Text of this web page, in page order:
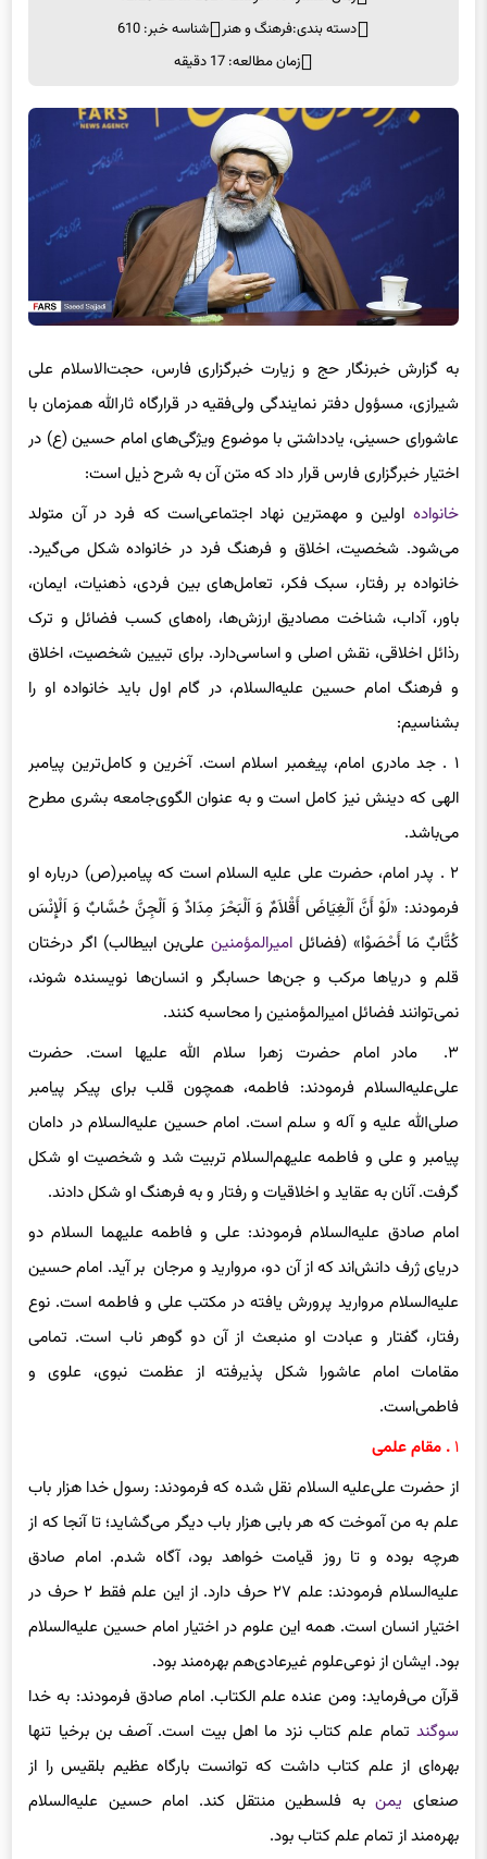
دسته بندی:فرهنگ و هنر شناسه خبر: 610
زمان مطالعه: 17 دقیقه
به گزارش خبرنگار حج و زیارت خبرگزاری فارس، حجت‌الاسلام علی
شیرازی، مسؤول دفتر نمایندگی ولی‌فقیه در قرارگاه ثارالله همزمان با
عاشورای حسینی، یادداشتی با موضوع ویژگی‌های امام حسین (ع) در
اختیار خبرگزاری فارس قرار داد که متن آن به شرح ذیل است:
خانواده اولین و مهمترین نهاد اجتماعی‌است که فرد در آن متولد
می‌شود. شخصیت، اخلاق و فرهنگ فرد در خانواده شکل می‌گیرد.
خانواده بر رفتار، سبک فکر، تعامل‌های ‌بین فردی‌، ذهنیات، ایمان،
باور، آداب، شناخت مصادیق ارزش‌ها، راه‌های ‌کسب فضائل و ترک
رذائل اخلاقی‌، نقش اصلی ‌و اساسی‌دارد. برای‌ تبیین شخصیت، اخلاق
و فرهنگ امام حسین علیه‌السلام، در گام اول باید خانواده او را
بشناسیم:
۱ . جد مادری ‌امام،
پیغمبر اسلاماست. آخرین و کامل‌ترین پیامبر
الهی‌ که دینش نیز کامل است و به عنوان الگوی‌جامعه بشری ‌مطرح
می‌باشد.
۲ . پدر امام، حضرت علی‌ علیه السلام است که پیامبر(ص) درباره او
فرمودند: «لَوْ أَنَّ اَلْغِیَاضَ أَقْلاَمٌ وَ اَلْبَحْرَ مِدَادٌ وَ اَلْجِنَّ حُسَّابٌ وَ اَلْإِنْسَ
کُتَّابٌ مَا أَحْصَوْا» (فضائل امیرالمؤمنین علی‌بن ابیطالب) اگر درختان
قلم و دریاها مرکب و جن‌ها حسابگر و انسان‌ها نویسنده شوند،
نمی‌توانند فضائل امیرالمؤمنین را محاسبه کنند.
۳. مادر امام حضرت زهرا سلام الله علیها است. حضرت
علی‌علیه‌السلام فرمودند: فاطمه، همچون قلب برای‌ پیکر پیامبر
صلی‌الله علیه و آله و سلم است. امام حسین علیه‌السلام در دامان
پیامبر و علی‌ و فاطمه علیهم‌السلام تربیت شد و شخصیت او شکل
گرفت. آنان به عقاید و اخلاقیات و رفتار و به فرهنگ او شکل دادند.
امام صادق علیه‌السلام فرمودند: علی‌ و فاطمه علیهما السلام دو
دریای‌ ژرف دانش‌اند که از آن دو، مروارید و مرجان بر آید. امام حسین
علیه‌السلام مروارید پرورش یافته در مکتب علی ‌و فاطمه است. نوع
رفتار، گفتار و عبادت او منبعث از آن دو گوهر ناب است. تمامی
‌مقامات امام عاشورا شکل پذیرفته از عظمت نبوی، علوی ‌و
فاطمی‌است.
۱ . مقام علمی‌
از حضرت علی‌علیه السلام نقل شده که فرمودند: رسول خدا هزار باب
علم به من آموخت که هر بابی ‌هزار باب دیگر می‌گشاید؛ تا آنجا که از
هرچه بوده و تا روز قیامت خواهد بود، آگاه شدم. امام صادق
علیه‌السلام فرمودند: علم ۲۷ حرف دارد. از این علم فقط ۲ حرف در
اختیار انسان است. همه این علوم در اختیار امام حسین علیه‌السلام
بود. ایشان از نوعی‌علوم غیرعادی‌هم بهره‌مند بود.
قرآن می‌فرماید: ومن عندهعلم الکتاب. امام صادق فرمودند: به خدا
سوگند تمام علم کتاب نزد ما اهل بیت است. آصف بنبرخیا تنها
بهره‌ای ‌از علم کتاب داشت که توانست بارگاه عظیم بلقیس را از
صنعای‌ یمنبه فلسطین منتقل کند. امام حسین علیه‌السلام
بهره‌مند از تمام علم کتاب بود.